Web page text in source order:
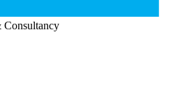
Consultancy